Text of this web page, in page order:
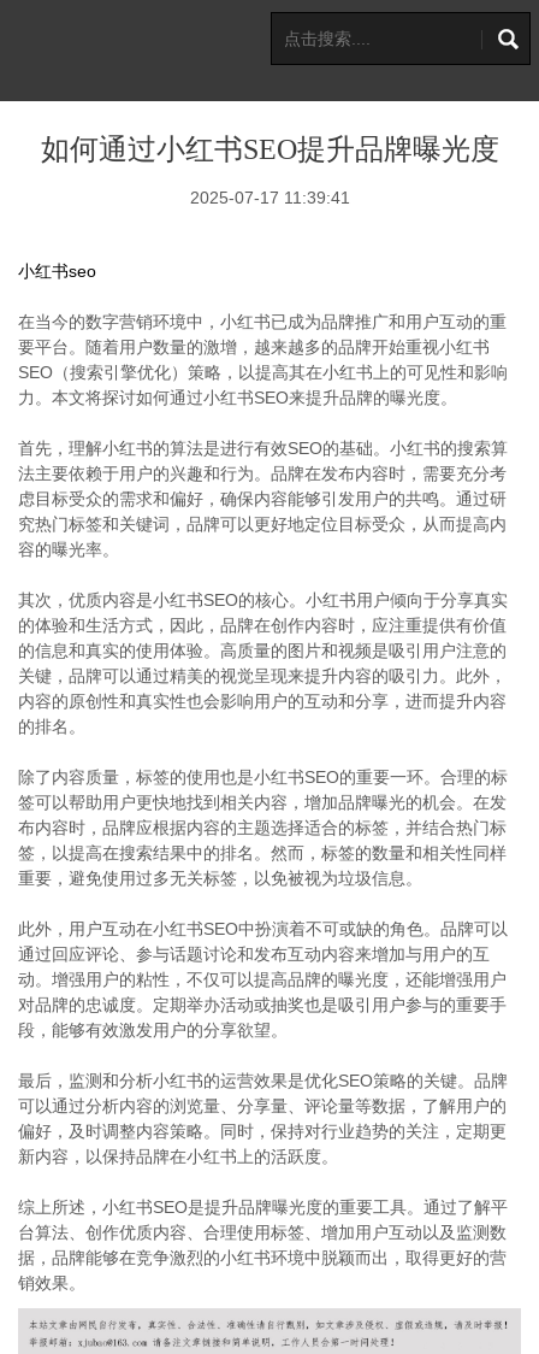
如何通过小红书SEO提升品牌曝光度
2025-07-17 11:39:41
小红书seo
在当今的数字营销环境中，小红书已成为品牌推广和用户互动的重
要平台。随着用户数量的激增，越来越多的品牌开始重视小红书
SEO（搜索引擎优化）策略，以提高其在小红书上的可见性和影响
力。本文将探讨如何通过小红书SEO来提升品牌的曝光度。
首先，理解小红书的算法是进行有效SEO的基础。小红书的搜索算
法主要依赖于用户的兴趣和行为。品牌在发布内容时，需要充分考
虑目标受众的需求和偏好，确保内容能够引发用户的共鸣。通过研
究热门标签和关键词，品牌可以更好地定位目标受众，从而提高内
容的曝光率。
其次，优质内容是小红书SEO的核心。小红书用户倾向于分享真实
的体验和生活方式，因此，品牌在创作内容时，应注重提供有价值
的信息和真实的使用体验。高质量的图片和视频是吸引用户注意的
关键，品牌可以通过精美的视觉呈现来提升内容的吸引力。此外，
内容的原创性和真实性也会影响用户的互动和分享，进而提升内容
的排名。
除了内容质量，标签的使用也是小红书SEO的重要一环。合理的标
签可以帮助用户更快地找到相关内容，增加品牌曝光的机会。在发
布内容时，品牌应根据内容的主题选择适合的标签，并结合热门标
签，以提高在搜索结果中的排名。然而，标签的数量和相关性同样
重要，避免使用过多无关标签，以免被视为垃圾信息。
此外，用户互动在小红书SEO中扮演着不可或缺的角色。品牌可以
通过回应评论、参与话题讨论和发布互动内容来增加与用户的互
动。增强用户的粘性，不仅可以提高品牌的曝光度，还能增强用户
对品牌的忠诚度。定期举办活动或抽奖也是吸引用户参与的重要手
段，能够有效激发用户的分享欲望。
最后，监测和分析小红书的运营效果是优化SEO策略的关键。品牌
可以通过分析内容的浏览量、分享量、评论量等数据，了解用户的
偏好，及时调整内容策略。同时，保持对行业趋势的关注，定期更
新内容，以保持品牌在小红书上的活跃度。
综上所述，小红书SEO是提升品牌曝光度的重要工具。通过了解平
台算法、创作优质内容、合理使用标签、增加用户互动以及监测数
据，品牌能够在竞争激烈的小红书环境中脱颖而出，取得更好的营
销效果。